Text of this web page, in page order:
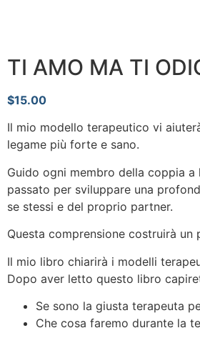
TI AMO MA TI
$15.00
Il mio modello terapeutico vi
legame più forte e sano.
Guido ogni membro della coppia
passato per sviluppare una
se stessi e del proprio partner.
Questa comprensione costruirà un
Il mio libro chiarirà i modelli
Dopo aver letto questo libro
Se sono la giusta terapeuta
Che cosa faremo durante la